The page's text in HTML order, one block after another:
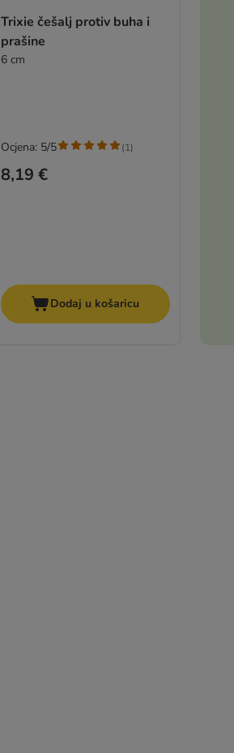
Trixie češalj protiv buha i
prašine
6 cm
8,19 €
Ocjena: 5/5 (1)
Dodaj u košaricu